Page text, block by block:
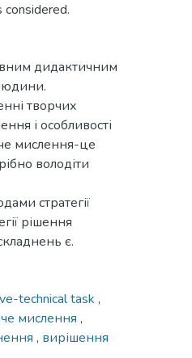
дидактичним
творчих
і особливості
мислення-це
володіти
стратегії
рішення
є.
technical task ,
мислення ,
, вирішення